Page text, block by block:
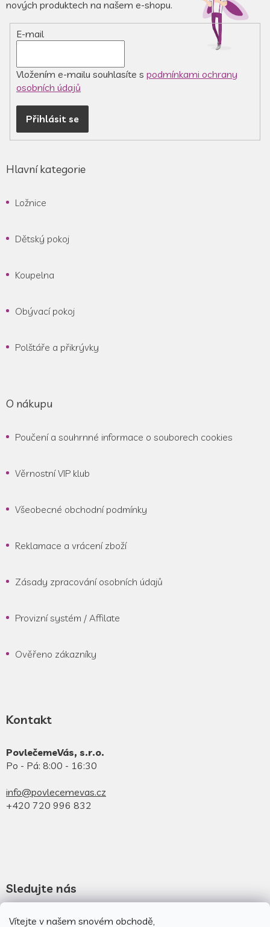
Vítejte v našem snovém obchodě,
nových produktech na našem e-shopu.
E-mail
Vložením e-mailu souhlasíte s podmínkami ochrany
osobních údajů
Přihlásit se
Hlavní kategorie
Ložnice
Dětský pokoj
Koupelna
Obývací pokoj
Polštáře a přikrývky
O nákupu
Poučení a souhrnné informace o souborech cookies
Věrnostní VIP klub
Všeobecné obchodní podmínky
Reklamace a vrácení zboží
Zásady zpracování osobních údajů
Provizní systém / Affilate
Ověřeno zákazníky
Kontakt
PovlečemeVás, s.r.o.
Po - Pá: 8:00 - 16:30
info@povlecemevas.cz
+420 720 996 832
Sledujte nás
Novinky na facebooku